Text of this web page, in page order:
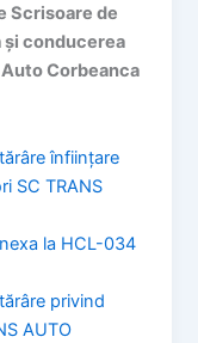
Scrisoare de
conducerea
Corbeanca
înființare
SC TRANS
la HCL-034
privind
AUTO